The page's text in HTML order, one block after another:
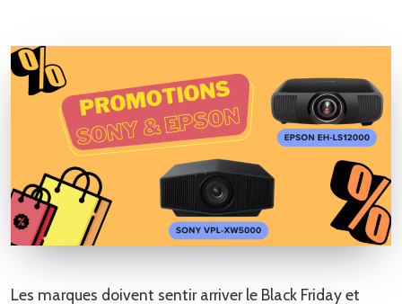
Les marques doivent sentir arriver le Black Friday et